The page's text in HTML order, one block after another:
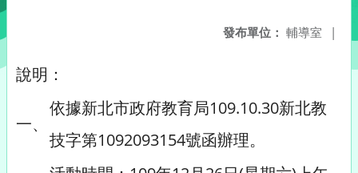
發布單位： 輔導室 |
說明：
一、
依據新北市政府教育局109.10.30新北教
技字第1092093154號函辦理。